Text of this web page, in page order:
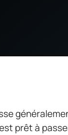
prêt à